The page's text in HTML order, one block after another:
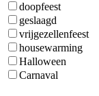
doopfeest
geslaagd
vrijgezellenfeest
housewarming
Halloween
Carnaval